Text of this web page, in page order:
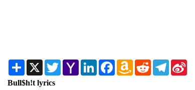
Share X TwitterYahoo
Mail
LinkedInFacebookAmazon
Wish
RedditTelegram
Bull$h!t lyrics